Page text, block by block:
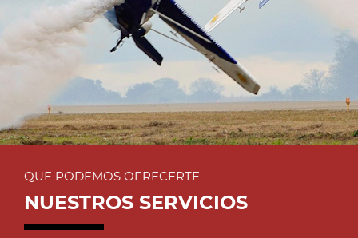
QUE PODEMOS OFRECERTE
NUESTROS SERVICIOS